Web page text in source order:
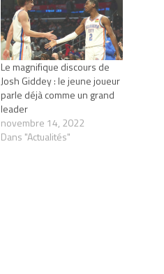
Le magnifique discours de
Josh Giddey : le jeune joueur
parle déjà comme un grand
leader
novembre 14, 2022
Dans "Actualités"